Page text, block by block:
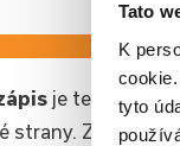
Tato
K
tyto
je tedy nejen
strany. Zajišťuje,